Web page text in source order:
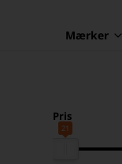
Mærker
Pris
21